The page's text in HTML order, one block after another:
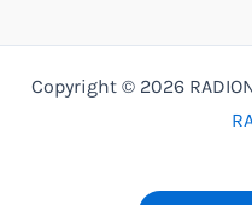
Copyright © 2026